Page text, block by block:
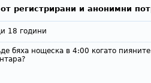
регистрирани и анонимни
18 години
бяха нощеска в 4:00 когато